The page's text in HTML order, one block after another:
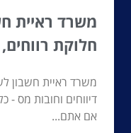
משרד ראיית
חלוקת
משרד ראיית חשבון
דיווחים וחובות מס
אם אתם...